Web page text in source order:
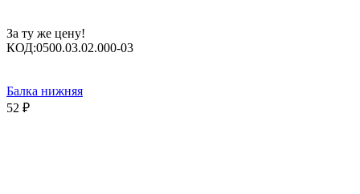
За ту же цену!
КОД:0500.03.02.000-03
Балка нижняя
52 ₽